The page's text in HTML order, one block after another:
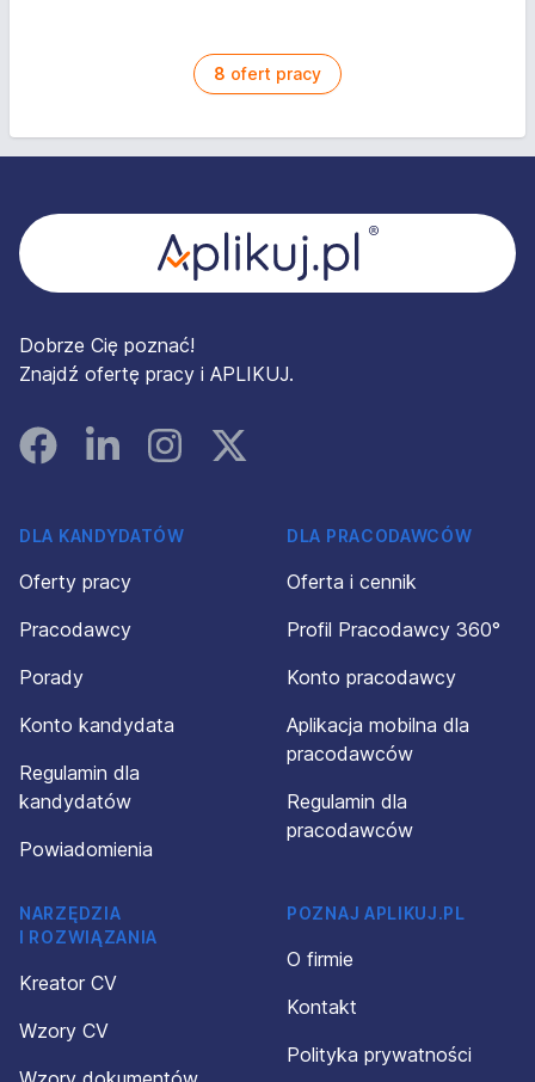
8 ofert pracy
Dobrze Cię poznać!
Znajdź ofertę pracy i APLIKUJ.
FacebookLinked InInstagramInstagram
DLA KANDYDATÓW
Oferty pracy
Pracodawcy
Porady
Konto kandydata
Regulamin dla
kandydatów
Powiadomienia
DLA PRACODAWCÓW
Oferta i cennik
Profil Pracodawcy 360°
Konto pracodawcy
Aplikacja mobilna dla
pracodawców
Regulamin dla
pracodawców
NARZĘDZIA
I ROZWIĄZANIA
Kreator CV
Wzory CV
POZNAJ APLIKUJ.PL
O firmie
Kontakt
Polityka prywatności